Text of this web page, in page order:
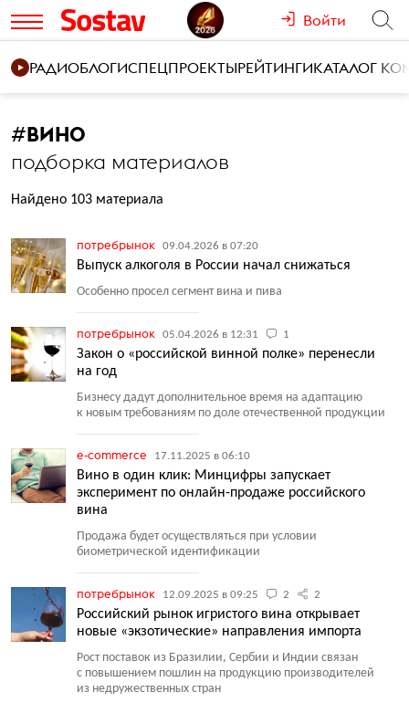
Войти
РАДИОБЛОГИСПЕЦПРОЕКТЫРЕЙТИНГИКАТАЛОГ
#ВИНО
подборка материалов
Найдено 103 материала
потребрынок 09.04.2026 в 07:20
Выпуск алкоголя в России начал снижаться
Особенно просел сегмент вина и пива
потребрынок 05.04.2026 в 12:31 1
Закон о «российской винной полке» перенесли
на год
Бизнесу дадут дополнительное время на адаптацию
к новым требованиям по доле отечественной продукции
e-commerce 17.11.2025 в 06:10
Вино в один клик: Минцифры запускает
эксперимент по онлайн-продаже российского
вина
Продажа будет осуществляться при условии
биометрической идентификации
потребрынок 12.09.2025 в 09:25 2 2
Российский рынок игристого вина открывает
новые «экзотические» направления импорта
Рост поставок из Бразилии, Сербии и Индии связан
с повышением пошлин на продукцию производителей
из недружественных стран